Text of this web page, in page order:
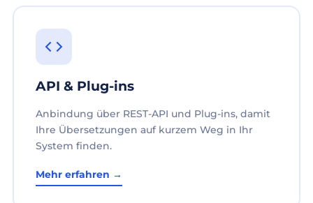
API & Plug-ins
Anbindung über REST-API und Plug-ins, damit
Ihre Übersetzungen auf kurzem Weg in Ihr
System finden.
Mehr erfahren →